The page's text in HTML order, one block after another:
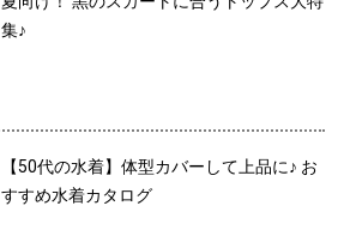
集♪
【50代の水着】体型カバーして上品に♪ お
すすめ水着カタログ